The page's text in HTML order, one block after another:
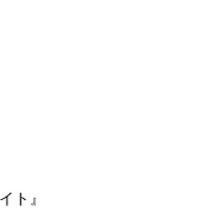
ト』